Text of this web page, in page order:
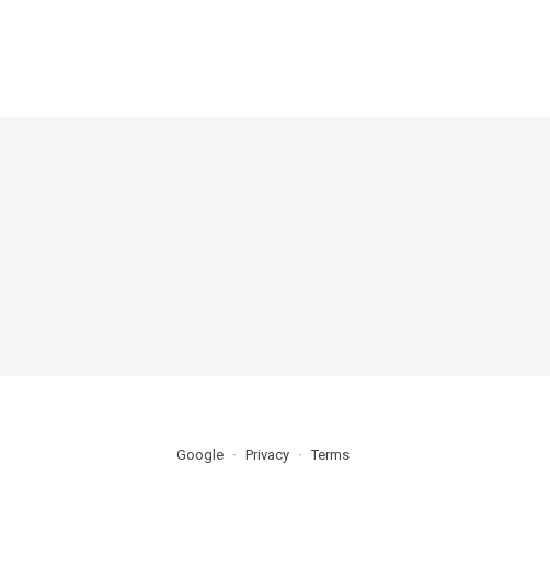
Google Privacy Terms